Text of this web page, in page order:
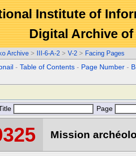
Institute of
Digital Archive
Archive > III-6-A-2 > V-2 > Facing Pages
-Table of Contents - Page Number -
Page
Mission